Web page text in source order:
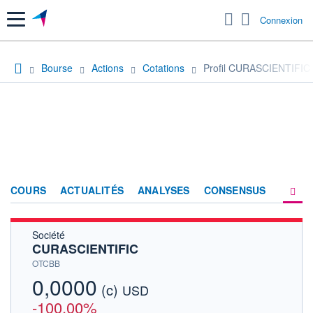
Menu Connexion
Bourse Actions Cotations Profil CURASCIENTIFIC
COURS ACTUALITÉS ANALYSES CONSENSUS
Société
CURASCIENTIFIC
OTCBB
0,0000 (c) USD
-100,00%